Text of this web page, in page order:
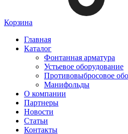
Корзина
Главная
Каталог
Фонтанная арматура
Устьевое оборудование
Противовыбросовое
Манифольды
О компании
Партнеры
Новости
Статьи
Контакты